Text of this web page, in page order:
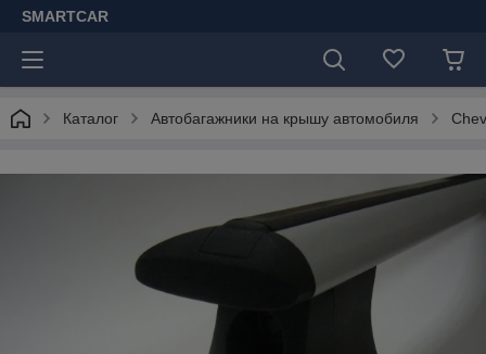
SMARTCAR
Каталог Автобагажники на крышу автомобиля